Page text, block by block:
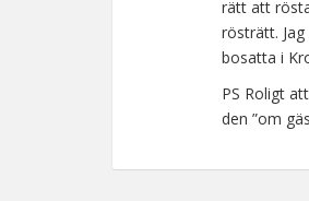
rätt att
rösträtt.
bosatta i
PS Roligt
den ”om